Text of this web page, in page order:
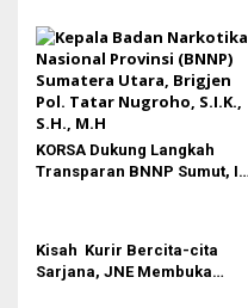
MJA Kota Medan
KORSA Dukung Langkah
Transparan BNNP Sumut, Isu
Kisah Kurir Bercita-cita
Sarjana, JNE Membuka